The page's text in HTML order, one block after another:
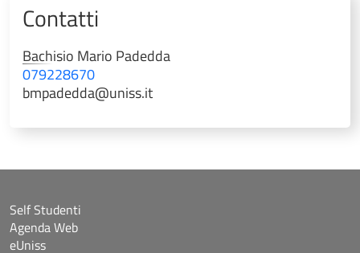
Contatti
Bachisio Mario Padedda
079228670
bmpadedda@uniss.it
Self Studenti
Agenda Web
eUniss